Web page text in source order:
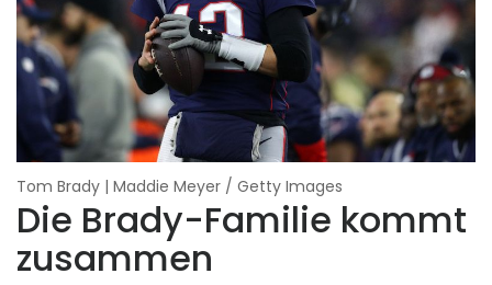
Tom Brady | Maddie Meyer / Getty Images
Die Brady-Familie kommt
zusammen